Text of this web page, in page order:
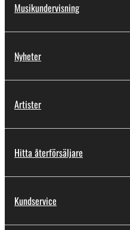
Musikundervisning
Nyheter
Artister
Hitta återförsäljare
Kundservice